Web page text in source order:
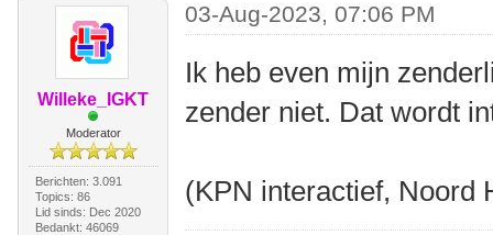
Willeke_IGKT
Moderator
Berichten: 3.091
Topics: 86
Lid sinds: Dec 2020
Bedankt: 46069
03-Aug-2023, 07:06 PM
Ik heb even mijn
zender niet. Dat wordt
(KPN interactief, Noord